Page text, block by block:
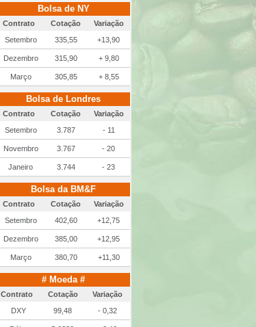
Bolsa de NY
Contrato Cotação
Variação
Setembro
335,55 +13,90
Dezembro 315,90 + 9,80
Março 305,85 + 8,55
Bolsa de Londres
Contrato Cotação
Variação
Setembro
3.787 - 11
Novembro 3.767 - 20
Janeiro 3.744 - 23
Bolsa da BM&F
Contrato Cotação
Variação
Setembro
402,60 +12,75
Dezembro 385,00 +12,95
Março 380,70 +11,30
# Moeda #
Contrato Cotação
Variação
DXY
99,48 - 0,32